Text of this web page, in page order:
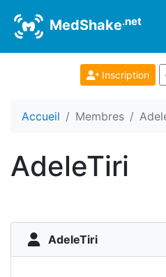
MedShake.net
Inscription
Accueil Membres
AdeleTiri
AdeleTiri